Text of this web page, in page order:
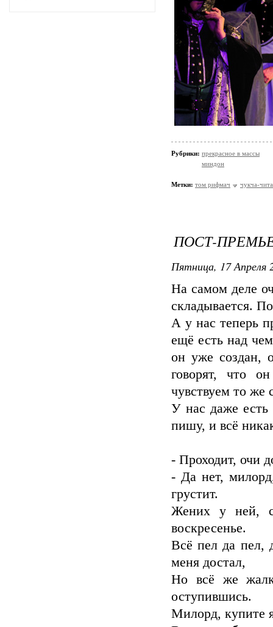
Рубрики: прекрасное в массы
миндон
Метки: том рифмач чукча-
ПОСТ-
Пятница, 17 Апреля
На самом деле
складывается.
А у нас теперь
ещё есть над
он уже создан,
говорят, что
чувствуем то же
У нас даже есть
пишу, и всё
- Проходит, очи
- Да нет,
грустит.
Жених у ней,
воскресенье.
Всё пел да пел,
меня достал,
Но всё же
оступившись.
Милорд, купите